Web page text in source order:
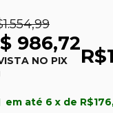
986,72
NO PIX
em até 6 x de